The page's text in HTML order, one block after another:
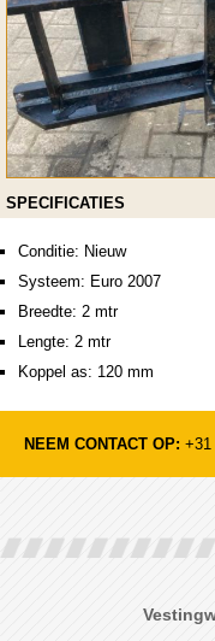
SPECIFICATIES
Conditie: Nieuw
Systeem: Euro 2007
Breedte: 2 mtr
Lengte: 2 mtr
Koppel as: 120 mm
NEEM CONTACT OP: +31